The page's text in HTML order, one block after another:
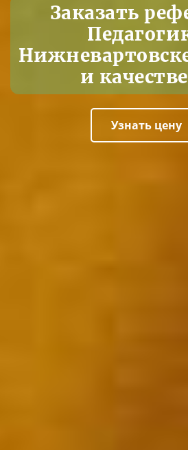
Заказать
и
Узнать цену